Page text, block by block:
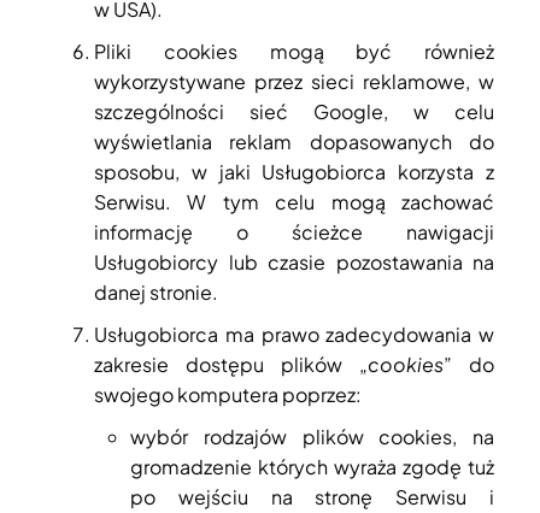
w USA).
Pliki cookies mogą być również
wykorzystywane przez sieci reklamowe, w
szczególności sieć Google, w celu
wyświetlania reklam dopasowanych do
sposobu, w jaki Usługobiorca korzysta z
Serwisu. W tym celu mogą zachować
informację o ścieżce nawigacji
Usługobiorcy lub czasie pozostawania na
danej stronie.
Usługobiorca ma prawo zadecydowania w
zakresie dostępu plików „cookies” do
swojego komputera poprzez:
wybór rodzajów plików cookies, na
gromadzenie których wyraża zgodę tuż
po wejściu na stronę Serwisu i